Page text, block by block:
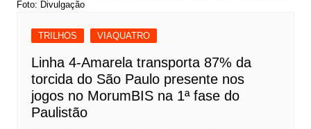
Foto: Divulgação
TRILHOS VIAQUATRO
Linha 4-Amarela transporta 87% da
torcida do São Paulo presente nos
jogos no MorumBIS na 1ª fase do
Paulistão